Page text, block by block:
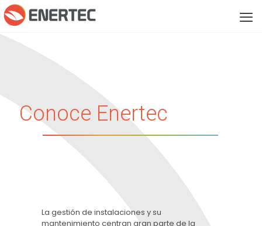
Conoce Enertec
La gestión de instalaciones y su
mantenimiento centran gran parte de la